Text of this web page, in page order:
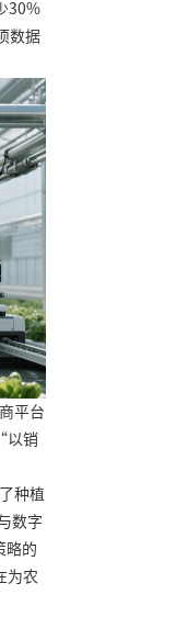
30%
数据
平台
以销
种植
数字
略的
为农